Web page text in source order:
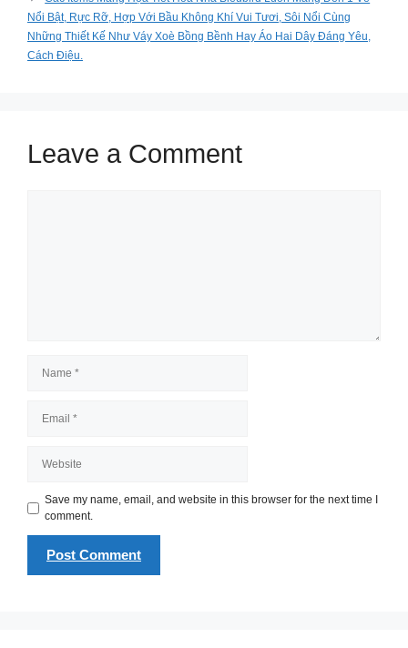
Nổi Bật, Rực Rỡ, Hợp Với Bầu Không Khí Vui Tươi, Sôi Nổi Cùng
Những Thiết Kế Như Váy Xoè Bồng Bềnh Hay Áo Hai Dây Đáng Yêu,
Cách Điệu.
Leave a Comment
Save my name, email, and website in this browser for the next time I
comment.